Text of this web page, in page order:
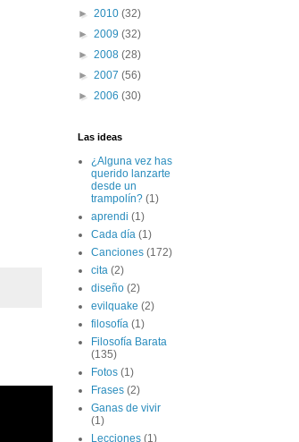
► 2010 (32)
► 2009 (32)
► 2008 (28)
► 2007 (56)
► 2006 (30)
Las ideas
¿Alguna vez has
querido lanzarte
desde un
trampolín? (1)
aprendi (1)
Cada día (1)
Canciones (172)
cita (2)
diseño (2)
evilquake (2)
filosofía (1)
Filosofía Barata
(135)
Fotos (1)
Frases (2)
Ganas de vivir
(1)
Lecciones (1)